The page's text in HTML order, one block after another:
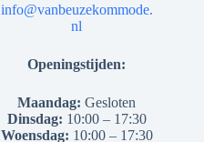
info@vanbeuzekommode.
nl
Openingstijden:
Maandag: Gesloten
Dinsdag: 10:00 – 17:30
Woensdag: 10:00 – 17:30